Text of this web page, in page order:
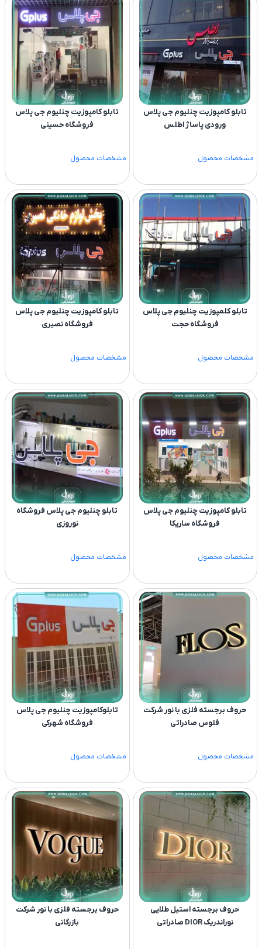
تابلو کامپوزیت چنلیوم جی پلاس
ورودی پاساژ اطلس
مشخصات محصول
تابلو کامپوزیت چنلیوم جی پلاس
فروشگاه حسینی
مشخصات محصول
تابلو کلمپوزیت چنلیوم جی پلاس
فروشگاه حجت
مشخصات محصول
تابلو کامپوزیت چنلیوم جی پلاس
فروشگاه نصیری
مشخصات محصول
تابلو کامپوزیت چنلیوم جی پلاس
فروشگاه ساریکا
مشخصات محصول
تابلو چنلیوم جی پلاس فروشگاه
نوروزی
مشخصات محصول
حروف برجسته فلزی با نور شرکت
فلوس صادراتی
مشخصات محصول
تابلوکامپوزیت چنلیوم جی پلاس
فروشگاه شهرکی
مشخصات محصول
حروف برجسته استیل طلایی
نوراندریک DIOR صادراتی
حروف برجسته فلزی با نور شرکت
بازرگانی